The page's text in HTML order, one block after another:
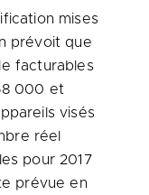
mises
prévoit que
facturables
000 et
visés
réel
pour 2017
prévue en